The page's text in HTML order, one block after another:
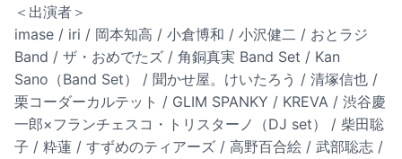
＜出演者＞
imase / iri / 岡本知高 / 小倉博和 / 小沢健二 / おとラジ
Band / ザ・おめでたズ / 角銅真実 Band Set / Kan
Sano（Band Set） / 聞かせ屋。けいたろう / 清塚信也 /
栗コーダーカルテット / GLIM SPANKY / KREVA / 渋谷慶
一郎×フランチェスコ・トリスターノ（DJ set） / 柴田聡
子 / 粋蓮 / すずめのティアーズ / 高野百合絵 / 武部聡志 /